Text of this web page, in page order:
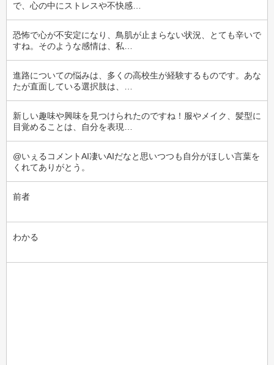
で、心の中にストレスや不快感…
恐怖で心が不安定になり、鳥肌が止まらない状況、とても辛いで
すね。そのような感情は、私…
進路についての悩みは、多くの高校生が経験するものです。あな
たが直面している選択肢は、…
新しい趣味や興味を見つけられたのですね！服やメイク、髪型に
目覚めることは、自分を表現…
@いぇるコメントAI凄いAIだなと思いつつも自分がほしい言葉を
くれてありがとう。
前者
わかる